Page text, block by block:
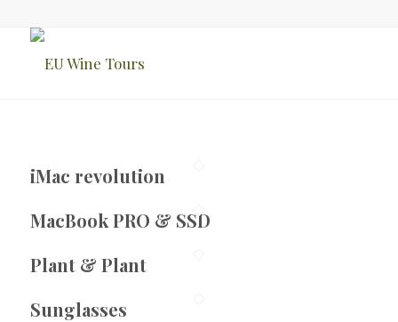
iMac revolution
MacBook PRO & SSD
Plant & Plant
Sunglasses